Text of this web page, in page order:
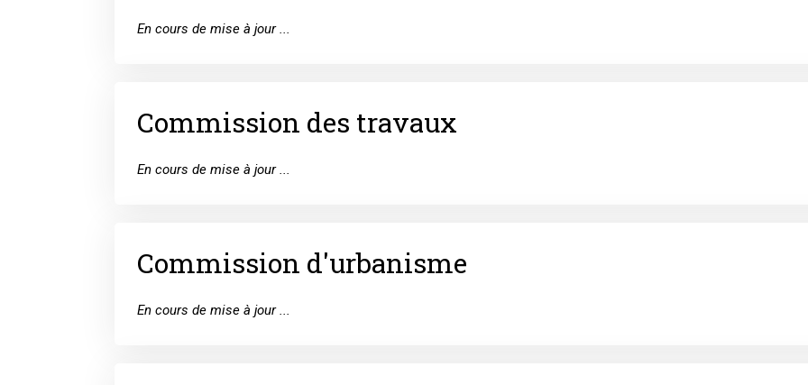
En cours de mise à jour ...
Commission des travaux
En cours de mise à jour ...
Commission d'urbanisme
En cours de mise à jour ...